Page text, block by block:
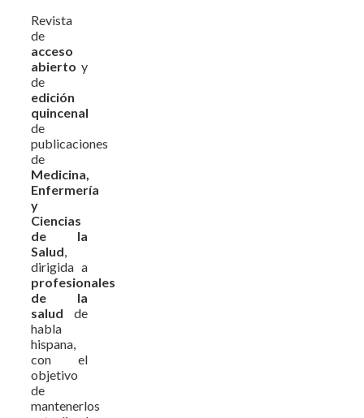
Revista
de
acceso
abierto y
de
edición
quincenal
de
publicaciones
de
Medicina,
Enfermería
y
Ciencias
de la
Salud,
dirigida a
profesionales
de la
salud de
habla
hispana,
con el
objetivo
de
mantenerlos